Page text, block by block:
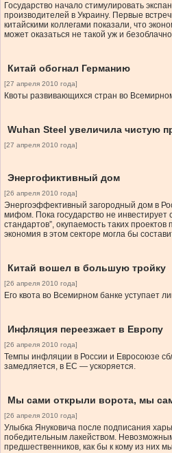
Государство начало стимулировать
производителей в Украину. Первые
китайскими коллегами показали, что
может оказаться не такой уж и
Китай обогнал Германию
[27 апреля 2010 года]
Квоты развивающихся стран во
Wuhan Steel увеличила чистую
[27 апреля 2010 года]
Энергофиктивный дом
[26 апреля 2010 года]
Энергоэффективный загородный дом в
мифом. Пока государство не инвестирует
стандартов”, окупаемость таких
экономия в этом секторе могла бы
Китай вошел в большую тройку
[26 апреля 2010 года]
Его квота во Всемирном банке уступает
Инфляция переезжает в Европу
[26 апреля 2010 года]
Темпы инфляции в России и Евросоюзе
замедляется, в ЕС — ускоряется.
Мы сами открыли ворота, мы
[26 апреля 2010 года]
Улыбка Януковича после подписания
победительным лакейством.
предшественников, как бы к кому из них